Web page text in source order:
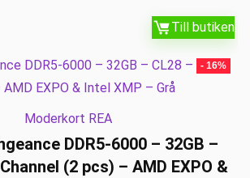
Till butiken
- 16%
Moderkort REA
DDR5-6000 – 32GB –
(2 pcs) – AMD EXPO &